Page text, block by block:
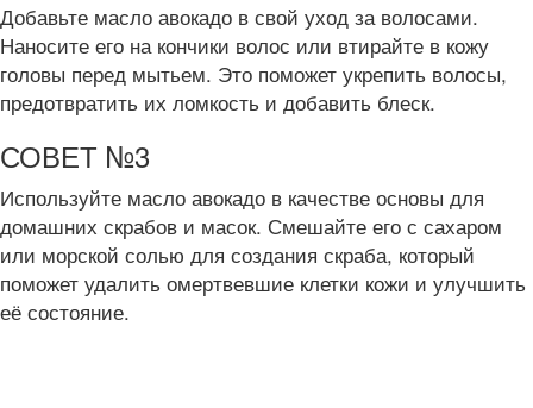
Добавьте масло авокадо в свой уход за волосами.
Наносите его на кончики волос или втирайте в кожу
головы перед мытьем. Это поможет укрепить волосы,
предотвратить их ломкость и добавить блеск.
СОВЕТ №3
Используйте масло авокадо в качестве основы для
домашних скрабов и масок. Смешайте его с сахаром
или морской солью для создания скраба, который
поможет удалить омертвевшие клетки кожи и улучшить
её состояние.